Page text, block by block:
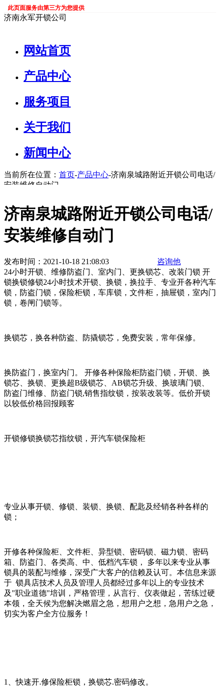
此页面服务由第三方为您提供
济南永军开锁公司
网站首页
产品中心
服务项目
关于我们
新闻中心
当前所在位置： 首页-产品中心-济南泉城路附近开锁公司电话/
安装维修自动门
济南泉城路附近开锁公司电话/
安装维修自动门
发布时间：2021-10-18 21:08:03
咨询他
24小时开锁、维修防盗门、室内门、更换锁芯、改装门锁 开
锁换锁修锁24小时技术开锁、换锁，换拉手、专业开各种汽车
锁，防盗门锁，保险柜锁，车库锁，文件柜，抽屉锁，室内门
锁，卷闸门锁等。
换锁芯，换各种防盗、防撬锁芯，免费安装，常年保修。
换防盗门，换室内门。 开修各种保险柜防盗门锁，开锁、换
锁芯、换锁、更换超B级锁芯、AB锁芯升级、换玻璃门锁、
防盗门维修、防盗门锁,销售指纹锁，按装改装等。低价开锁
以较低价格回报顾客
开锁修锁换锁芯指纹锁，开汽车锁保险柜
专业从事开锁、修锁、装锁、换锁、配匙及经销各种各样的
锁；
开修各种保险柜、文件柜、异型锁、密码锁、磁力锁、密码
箱、防盗门、各类高、中、低档汽车锁， 多年以来专业从事
锁具的装配与维修，深受广大客户的信赖及认可。本信息来源
于 锁具店技术人员及管理人员都经过多年以上的专业技术
及"职业道德"培训，严格管理，从言行、仪表做起，苦练过硬
本领，全天候为您解决燃眉之急，想用户之想，急用户之急，
切实为客户全方位服务！
1、快速开.修保险柜锁，换锁芯.密码修改。